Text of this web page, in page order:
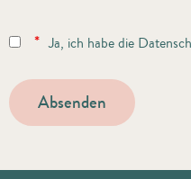
* Ja, ich habe die